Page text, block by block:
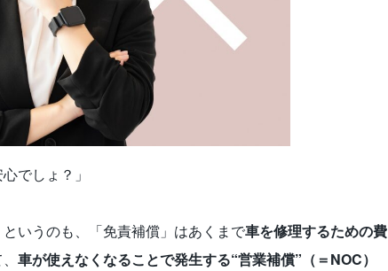
でしょ？」
というのも、「免責補償」はあくまで車を修理するための費
車が使えなくなることで発生する“営業補償”（＝NOC）